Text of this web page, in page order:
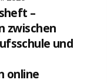
–
zwischen
und
online